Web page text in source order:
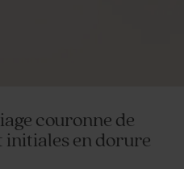
couronne de
initiales en dorure